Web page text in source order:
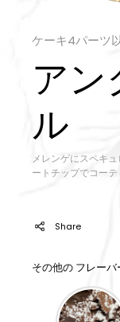
ケーキ4パーツ
アン
ル
メレンゲにスペキ
ートチップでコー
Share
その他の フレーバ